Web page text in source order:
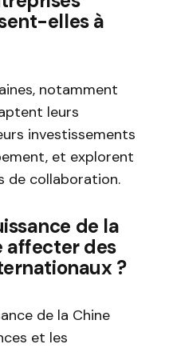
elles à
notamment
leurs
investissements
et explorent
de collaboration.
de la
affecter des
?
de la Chine
et les